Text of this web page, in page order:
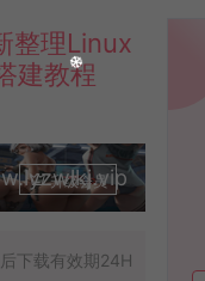
整理Linux
建教程
升级会员
下载有效期24H